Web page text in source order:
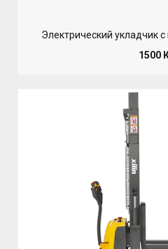
Электрический укладчик
1500